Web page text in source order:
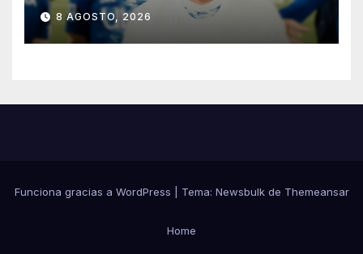
libre hasta 2028
8 AGOSTO, 2026
Funciona gracias a WordPress Tema: Newsbulkde Themeansar
Home